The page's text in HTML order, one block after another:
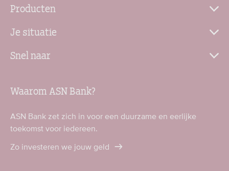
Producten
Je situatie
Snel naar
Waarom ASN Bank?
ASN Bank zet zich in voor een duurzame en eerlijke
toekomst voor iedereen.
Zo investeren we jouw geld